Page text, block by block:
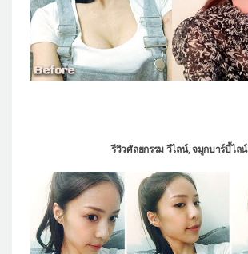
รีวิวศัลยกรรม วีไลน์, จมูกบาร์บี้ไลน์